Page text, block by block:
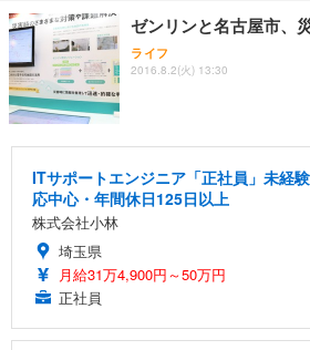
ゼンリンと名古屋市、
ライフ
2016.8.2(火) 13:30
ITサポートエンジニア「正社員」未経
応中心・年間休日125日以上
株式会社小林
埼玉県
月給31万4,900円～50万円
正社員